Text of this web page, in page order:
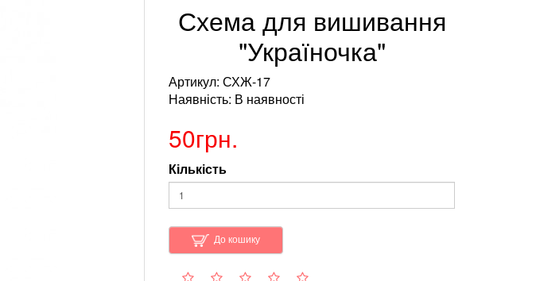
Схема для вишивання
"Україночка"
Артикул: СХЖ-17
Наявність: В наявності
50грн.
Кількість
До кошику